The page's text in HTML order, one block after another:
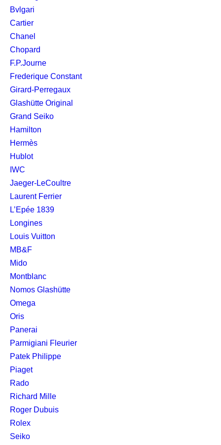
Bvlgari
Cartier
Chanel
Chopard
F.P.Journe
Frederique Constant
Girard-Perregaux
Glashütte Original
Grand Seiko
Hamilton
Hermès
Hublot
IWC
Jaeger-LeCoultre
Laurent Ferrier
L’Epée 1839
Longines
Louis Vuitton
MB&F
Mido
Montblanc
Nomos Glashütte
Omega
Oris
Panerai
Parmigiani Fleurier
Patek Philippe
Piaget
Rado
Richard Mille
Roger Dubuis
Rolex
Seiko